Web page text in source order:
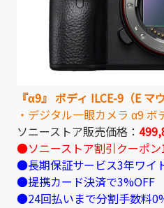
『α9』 ボディ ILCE-9（E
・デジタル一眼カメラ α9
ソニーストア販売価格：
●ソニーストア割引クーポン
●長期保証サービス3年ワイ
●提携カード決済で3%OFF
●24回払いまで分割手数料